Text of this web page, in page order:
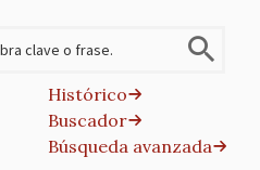
Histórico
Buscador
Búsqueda avanzada